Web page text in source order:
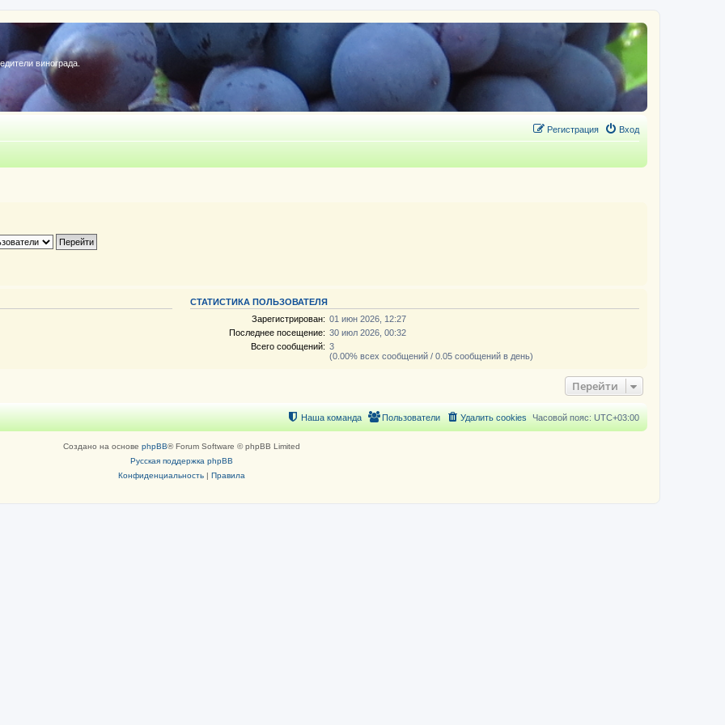
винограда.
Вход
Регистрация
СТАТИСТИКА ПОЛЬЗОВАТЕЛЯ
Зарегистрирован: 01 июн 2026, 12:27
Последнее посещение: 30 июл 2026, 00:32
Всего сообщений: 3
(0.00% всех сообщений / 0.05 сообщений в день)
Перейти
Часовой пояс: UTC+03:00
Удалить cookies
Пользователи
Наша команда
Создано на основе phpBB® Forum Software © phpBB Limited
Русская поддержка phpBB
Конфиденциальность| Правила